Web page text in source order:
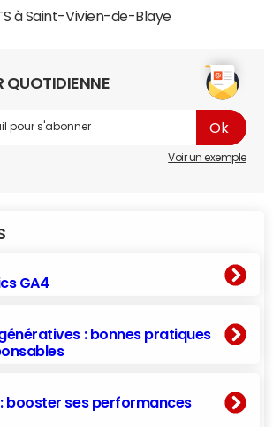
à Saint-Vivien-de-Blaye
QUOTIDIENNE
Voir un exemple
GA4
: bonnes pratiques
booster ses performances